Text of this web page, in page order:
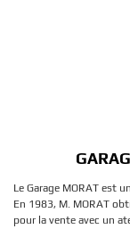
Le Garage MORAT est
En 1983, M. MORAT
pour la vente avec un